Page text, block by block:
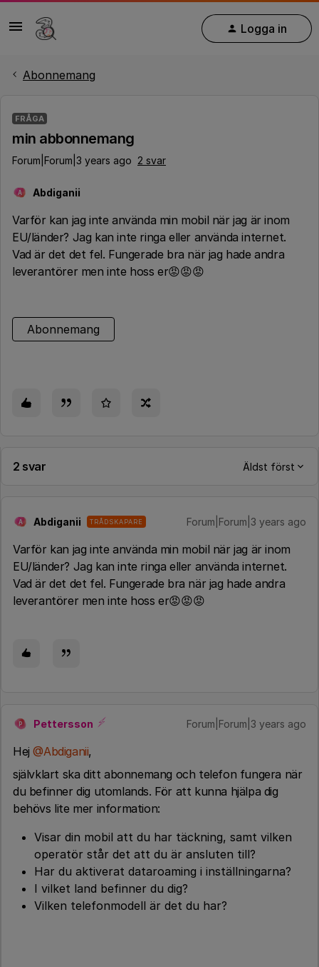
Logga in
Abonnemang
FRÅGA
min abbonnemang
Forum|Forum|3 years ago 2 svar
A Abdiganii
Varför kan jag inte använda min mobil när jag är inom
EU/länder? Jag kan inte ringa eller använda internet.
Vad är det det fel. Fungerade bra när jag hade andra
leverantörer men inte hoss er😡😡😡
Abonnemang
2 svar Äldst först
A Abdiganii TRÅDSKAPARE Forum|Forum|3 years ago
Varför kan jag inte använda min mobil när jag är inom
EU/länder? Jag kan inte ringa eller använda internet.
Vad är det det fel. Fungerade bra när jag hade andra
leverantörer men inte hoss er😡😡😡
P Pettersson Forum|Forum|3 years ago
Hej@Abdiganii,
självklart ska ditt abonnemang och telefon fungera när
du befinner dig utomlands. För att kunna hjälpa dig
behövs lite mer information:
Visar din mobil att du har täckning, samt vilken
operatör står det att du är ansluten till?
Har du aktiverat dataroaming i inställningarna?
I vilket land befinner du dig?
Vilken telefonmodell är det du har?